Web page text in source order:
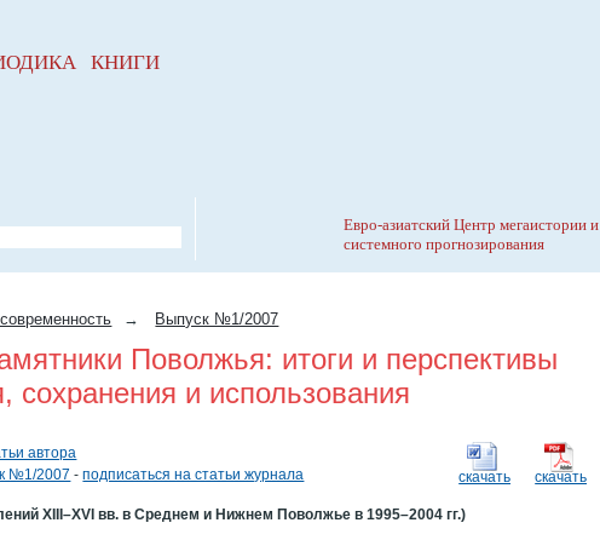
→ Выпуск №1/2007
Поволжья: итоги и перспективы
сохранения и использования
скачать
скачать
автора
№1/2007 -подписаться на статьи журнала
XIII–XVI вв. в Среднем и Нижнем Поволжье в 1995–2004 гг.)
КНИГИ
Евро-азиатский Центр мегаистории и
системного прогнозирования